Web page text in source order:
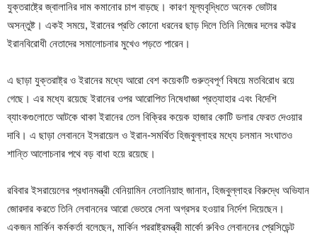
যুক্তরাষ্ট্রে জ্বালানির দাম কমানোর চাপ বাড়ছে। কারণ মূল্যবৃদ্ধিতে অনেক ভোটার
অসন্তুষ্ট। একই সময়ে, ইরানের প্রতি কোনো ধরনের ছাড় দিলে তিনি নিজের দলের কট্টর
ইরানবিরোধী নেতাদের সমালোচনার মুখেও পড়তে পারেন।
এ ছাড়া যুক্তরাষ্ট্র ও ইরানের মধ্যে আরো বেশ কয়েকটি গুরুত্বপূর্ণ বিষয়ে মতবিরোধ রয়ে
গেছে। এর মধ্যে রয়েছে ইরানের ওপর আরোপিত নিষেধাজ্ঞা প্রত্যাহার এবং বিদেশি
ব্যাংকগুলোতে আটকে থাকা ইরানের তেল বিক্রির কয়েক হাজার কোটি ডলার ফেরত দেওয়ার
দাবি। এ ছাড়া লেবাননে ইসরায়েল ও ইরান-সমর্থিত হিজবুল্লাহর মধ্যে চলমান সংঘাতও
শান্তি আলোচনার পথে বড় বাধা হয়ে রয়েছে।
রবিবার ইসরায়েলের প্রধানমন্ত্রী বেনিয়ামিন নেতানিয়াহু জানান, হিজবুল্লাহর বিরুদ্ধে অভিযান
জোরদার করতে তিনি লেবাননের আরো ভেতরে সেনা অগ্রসর হওয়ার নির্দেশ দিয়েছেন।
একজন মার্কিন কর্মকর্তা বলেছেন, মার্কিন পররাষ্ট্রমন্ত্রী মার্কো রুবিও লেবাননের প্রেসিডেন্ট